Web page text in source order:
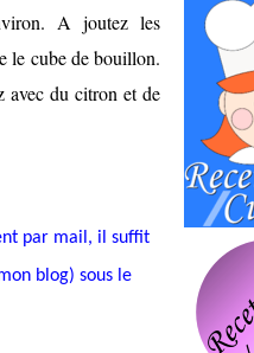
A joutez les
le cube de bouillon.
avec du citron et de
par mail, il suffit
blog) sous le